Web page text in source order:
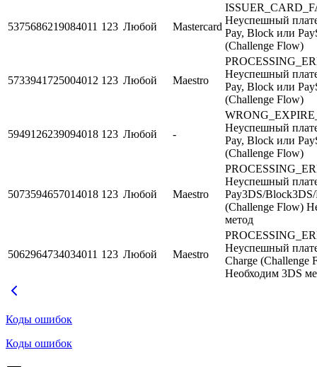
5375686219084011 123 Любой Mastercard
Неуспешный
Pay, Block или
(Challenge Flow)
5733941725004012 123 Любой Maestro
Неуспешный
Pay, Block или
(Challenge Flow)
5949126239094018 123 Любой -
Неуспешный
Pay, Block или
(Challenge Flow)
5073594657014018 123 Любой Maestro
Неуспешный
Pay3DS/
(Challenge Flow)
метод
5062964734034011 123 Любой Maestro
Неуспешный
Charge (Challenge
Необходим 3DS
Коды ошибок
Коды ошибок